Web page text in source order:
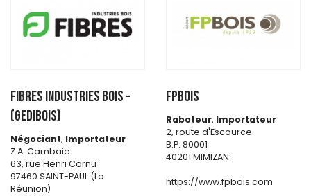
FIBRES INDUSTRIES BOIS -
(GEDIBOIS)
Négociant, Importateur
Z.A. Cambaie
63, rue Henri Cornu
97460 SAINT-PAUL (La
Réunion)
FPBOIS
Raboteur, Importateur
2, route d'Escource
B.P. 80001
40201 MIMIZAN
https://www.fpbois.com